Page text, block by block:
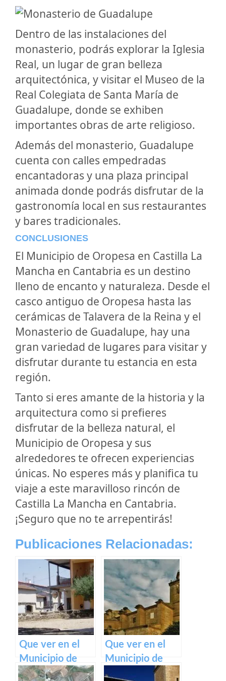
Dentro de las instalaciones del
monasterio, podrás explorar la Iglesia
Real, un lugar de gran belleza
arquitectónica, y visitar el Museo de la
Real Colegiata de Santa María de
Guadalupe, donde se exhiben
importantes obras de arte religioso.
Además del monasterio, Guadalupe
cuenta con calles empedradas
encantadoras y una plaza principal
animada donde podrás disfrutar de la
gastronomía local en sus restaurantes
y bares tradicionales.
CONCLUSIONES
El Municipio de Oropesa en Castilla La
Mancha en Cantabria es un destino
lleno de encanto y naturaleza. Desde el
casco antiguo de Oropesa hasta las
cerámicas de Talavera de la Reina y el
Monasterio de Guadalupe, hay una
gran variedad de lugares para visitar y
disfrutar durante tu estancia en esta
región.
Tanto si eres amante de la historia y la
arquitectura como si prefieres
disfrutar de la belleza natural, el
Municipio de Oropesa y sus
alrededores te ofrecen experiencias
únicas. No esperes más y planifica tu
viaje a este maravilloso rincón de
Castilla La Mancha en Cantabria.
¡Seguro que no te arrepentirás!
Publicaciones Relacionadas:
Que ver en el
Municipio de
Herreruela de
Que ver en el
Municipio de
Calzada de